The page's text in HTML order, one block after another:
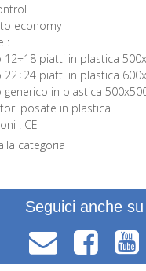
economy
:
12÷18 piatti in plastica
22÷24 piatti in plastica
generico in plastica
posate in plastica
: CE
categoria
Seguici anche su